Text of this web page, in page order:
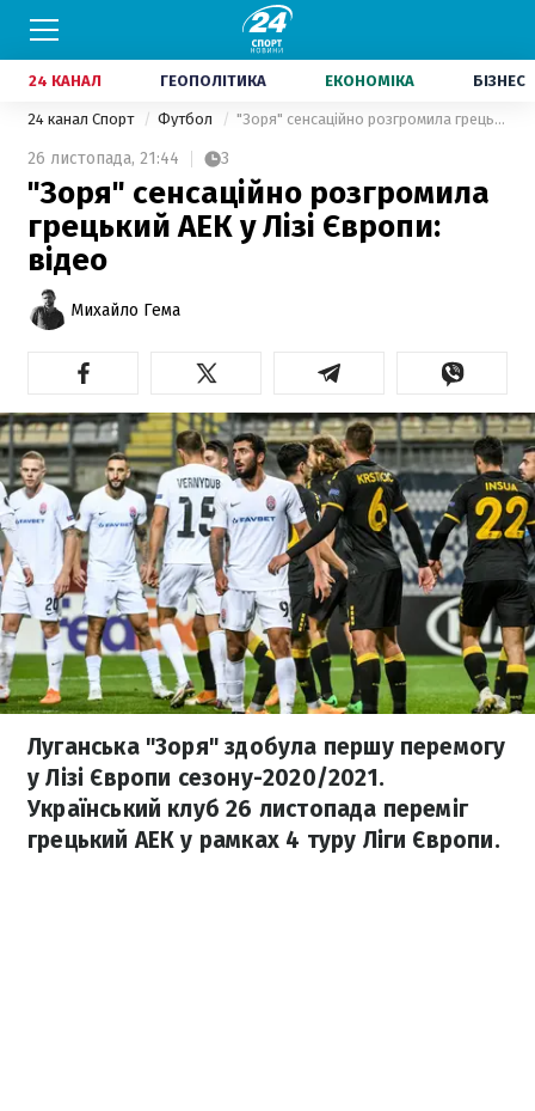
24 КАНАЛ ГЕОПОЛІТИКА ЕКОНОМІКА БІЗНЕС
24 канал Спорт Футбол "Зоря" сенсаційно розгромила грецький АЕК у Лізі Європи: відео
26 листопада, 21:44 3
"Зоря" сенсаційно розгромила
грецький АЕК у Лізі Європи:
відео
Михайло Гема
Луганська "Зоря" здобула першу перемогу
у Лізі Європи сезону-2020/2021.
Український клуб 26 листопада переміг
грецький АЕК у рамках 4 туру Ліги Європи.